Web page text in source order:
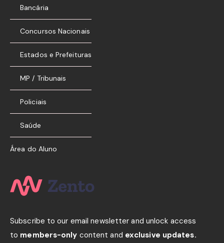
Bancária
Concursos Nacionais
Estados e Prefeituras
MP / Tribunais
Policiais
Saúde
Área do Aluno
Subscribe to our email newsletter and unlock access
to members-only content and exclusive updates.